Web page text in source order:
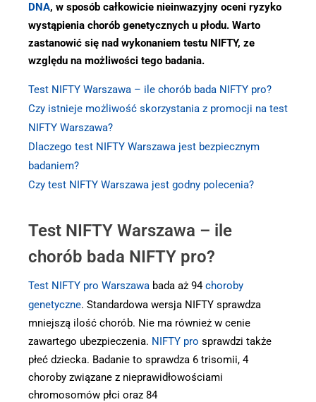
DNA, w sposób całkowicie nieinwazyjny oceni ryzyko
wystąpienia chorób genetycznych u płodu. Warto
zastanowić się nad wykonaniem testu NIFTY, ze
względu na możliwości tego badania.
Test NIFTY Warszawa – ile chorób bada NIFTY pro?
Czy istnieje możliwość skorzystania z promocji na test
NIFTY Warszawa?
Dlaczego test NIFTY Warszawa jest bezpiecznym
badaniem?
Czy test NIFTY Warszawa jest godny polecenia?
Test NIFTY Warszawa – ile
chorób bada NIFTY pro?
Test NIFTY pro Warszawa bada aż 94choroby
genetyczne. Standardowa wersja NIFTY sprawdza
mniejszą ilość chorób. Nie ma również w cenie
zawartego ubezpieczenia. NIFTY pro sprawdzi także
płeć dziecka. Badanie to sprawdza 6 trisomii, 4
choroby związane z nieprawidłowościami
chromosomów płci oraz 84